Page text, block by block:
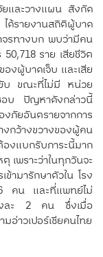
และวางแผน สังกัด
ด้รายงานสถิติผู้บาด
จรทางบก พบว่ามีคน
ราย เสียชีวิต
งผู้บาดเจ็บ และเสีย
ขับ ขณะที่ไม่มี หน่วย
อบ ปัญหาดังกล่าวนี้
ภัยอันตรายจากการ
กว้างขวางของผู้คน
งแบกรับภาระนี้มาก
พราะว่าในทุกวันจะ
ามารักษาตัวใน โรง
คน และที่แพทย์ไม่
มงละ 2 คน ซึ่งเมื่อ
อ่าวเปอร์เซียคนไทย